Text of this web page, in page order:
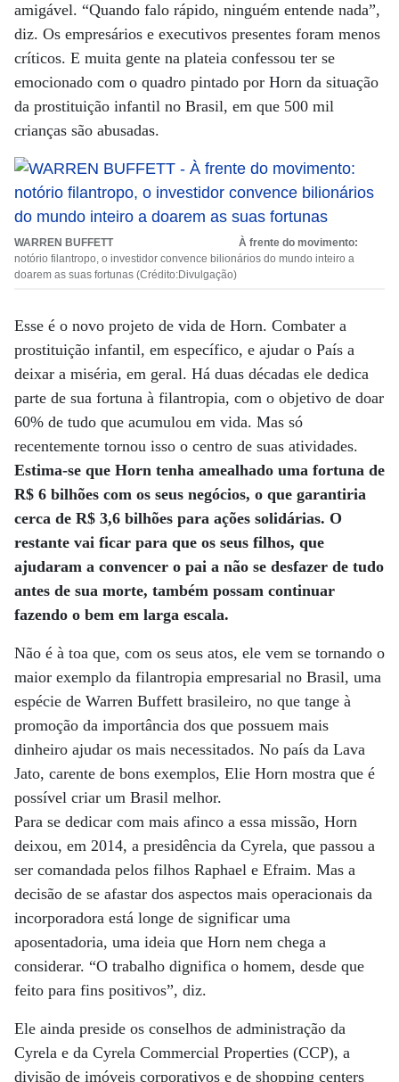
amigável. “Quando falo rápido, ninguém entende nada”,
diz. Os empresários e executivos presentes foram menos
críticos. E muita gente na plateia confessou ter se
emocionado com o quadro pintado por Horn da situação
da prostituição infantil no Brasil, em que 500 mil
crianças são abusadas.
WARREN BUFFETT À frente do movimento:
notório filantropo, o investidor convence bilionários do mundo inteiro a
doarem as suas fortunas (Crédito:Divulgação)
Esse é o novo projeto de vida de Horn. Combater a
prostituição infantil, em específico, e ajudar o País a
deixar a miséria, em geral. Há duas décadas ele dedica
parte de sua fortuna à filantropia, com o objetivo de doar
60% de tudo que acumulou em vida. Mas só
recentemente tornou isso o centro de suas atividades.
Estima-se que Horn tenha amealhado uma fortuna de
R$ 6 bilhões com os seus negócios, o que garantiria
cerca de R$ 3,6 bilhões para ações solidárias. O
restante vai ficar para que os seus filhos, que
ajudaram a convencer o pai a não se desfazer de tudo
antes de sua morte, também possam continuar
fazendo o bem em larga escala.
Não é à toa que, com os seus atos, ele vem se tornando o
maior exemplo da filantropia empresarial no Brasil, uma
espécie de Warren Buffett brasileiro, no que tange à
promoção da importância dos que possuem mais
dinheiro ajudar os mais necessitados. No país da Lava
Jato, carente de bons exemplos, Elie Horn mostra que é
possível criar um Brasil melhor.
Para se dedicar com mais afinco a essa missão, Horn
deixou, em 2014, a presidência da Cyrela, que passou a
ser comandada pelos filhos Raphael e Efraim. Mas a
decisão de se afastar dos aspectos mais operacionais da
incorporadora está longe de significar uma
aposentadoria, uma ideia que Horn nem chega a
considerar. “O trabalho dignifica o homem, desde que
feito para fins positivos”, diz.
Ele ainda preside os conselhos de administração da
Cyrela e da Cyrela Commercial Properties (CCP), a
divisão de imóveis corporativos e de shopping centers